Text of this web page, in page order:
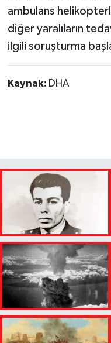
ambulans
diğer yaralıların
ilgili soruşturma
Kaynak: DHA